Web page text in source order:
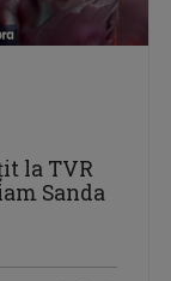
la TVR
Sanda